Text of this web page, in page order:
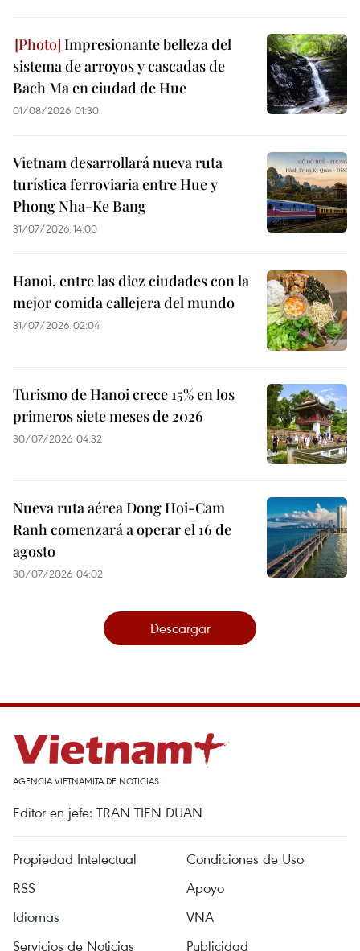
Impresionante belleza del
sistema de arroyos y cascadas de
Bach Ma en ciudad de Hue
01/08/2026 01:30
Vietnam desarrollará nueva ruta
turística ferroviaria entre Hue y
Phong Nha-Ke Bang
31/07/2026 14:00
Hanoi, entre las diez ciudades con la
mejor comida callejera del mundo
31/07/2026 02:04
Turismo de Hanoi crece 15% en los
primeros siete meses de 2026
30/07/2026 04:32
Nueva ruta aérea Dong Hoi-Cam
Ranh comenzará a operar el 16 de
agosto
30/07/2026 04:02
Descargar
AGENCIA VIETNAMITA DE NOTICIAS
Editor en jefe: TRAN TIEN DUAN
Propiedad Intelectual
Condiciones de Uso
RSS
Apoyo
Idiomas
VNA
Servicios de Noticias
Publicidad